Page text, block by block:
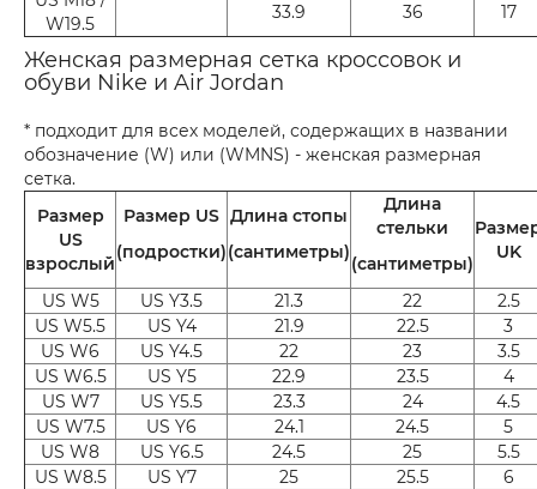
W19.5
33.9 36 17
Женская размерная сетка кроссовок и
обуви Nike и Air Jordan
* подходит для всех моделей, содержащих в названии
обозначение (W) или (WMNS) - женская размерная
сетка.
Размер
US
взрослый
Размер US
(подростки)
Длина стопы
(сантиметры)
Длина
стельки
(сантиметры)
UK
US W5 US Y3.5 21.3 22
2.5
US W5.5
US Y4 21.9 22.5
3
US W6
US Y4.5 22 23
3.5
US W6.5
US Y5 22.9 23.5
4
US W7
US Y5.5 23.3 24
4.5
US W7.5
US Y6 24.1 24.5
5
US W8
US Y6.5 24.5 25
5.5
US W8.5
US Y7 25 25.5
6